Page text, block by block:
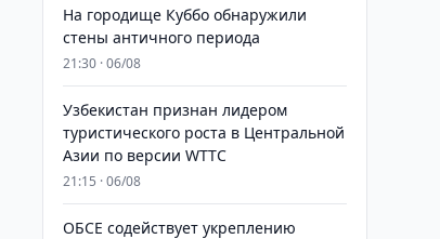
На городище Куббо обнаружили
стены античного периода
21:30 · 06/08
Узбекистан признан лидером
туристического роста в Центральной
Азии по версии WTTC
21:15 · 06/08
ОБСЕ содействует укреплению